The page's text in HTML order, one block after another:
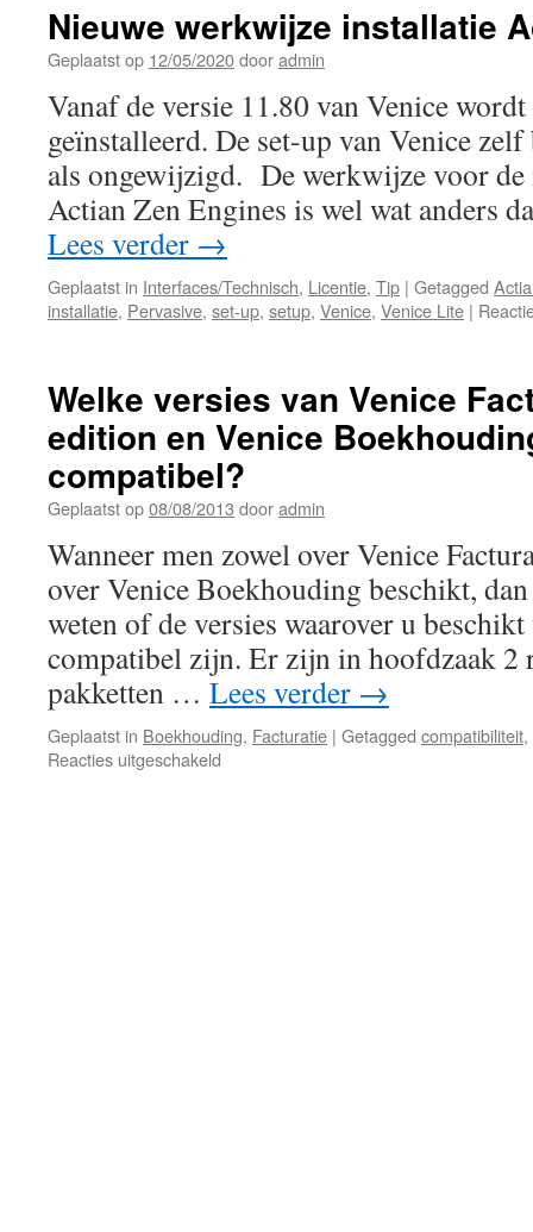
Lite
installeren
Nieuwe werkwijze installatie
Geplaatst op 12/05/2020dooradmin
Vanaf de versie 11.80 van Venice
geïnstalleerd. De set-up van Venice
als ongewijzigd. De werkwijze voor de
Actian Zen Engines is wel wat anders
Lees verder →
Geplaatst in Interfaces/Technisch, Licentie, Tip | Getagged
installatie, Pervasive, set-up, setup, Venice, Venice Lite |
Welke versies van Venice
edition en Venice
compatibel?
Geplaatst op08/08/2013 dooradmin
Wanneer men zowel over Venice
over Venice Boekhouding beschikt,
weten of de versies waarover u
compatibel zijn. Er zijn in hoofdzaak 2
pakketten … Lees verder →
Geplaatst in Boekhouding, Facturatie | Getagged compatibiliteit,
Reacties uitgeschakeld